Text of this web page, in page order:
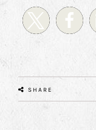
SHARE